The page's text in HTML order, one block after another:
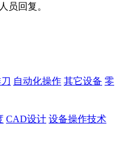
员回复。
自动化操作 其它设备 零
CAD设计 设备操作技术